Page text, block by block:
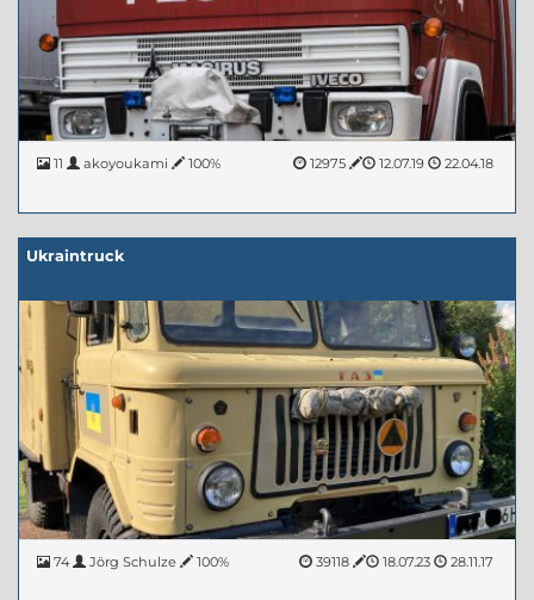
11 22.04.18
akoyoukami 12.07.19
100% 12975
Ukraintruck
74 28.11.17
Jörg Schulze 18.07.23
100% 39118